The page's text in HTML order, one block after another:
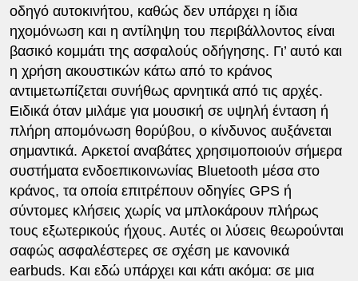
οδηγό αυτοκινήτου, καθώς δεν υπάρχει η ίδια
ηχομόνωση και η αντίληψη του περιβάλλοντος είναι
βασικό κομμάτι της ασφαλούς οδήγησης. Γι’ αυτό και
η χρήση ακουστικών κάτω από το κράνος
αντιμετωπίζεται συνήθως αρνητικά από τις αρχές.
Ειδικά όταν μιλάμε για μουσική σε υψηλή ένταση ή
πλήρη απομόνωση θορύβου, ο κίνδυνος αυξάνεται
σημαντικά. Αρκετοί αναβάτες χρησιμοποιούν σήμερα
συστήματα ενδοεπικοινωνίας Bluetooth μέσα στο
κράνος, τα οποία επιτρέπουν οδηγίες GPS ή
σύντομες κλήσεις χωρίς να μπλοκάρουν πλήρως
τους εξωτερικούς ήχους. Αυτές οι λύσεις θεωρούνται
σαφώς ασφαλέστερες σε σχέση με κανονικά
earbuds. Και εδώ υπάρχει και κάτι ακόμα: σε μια